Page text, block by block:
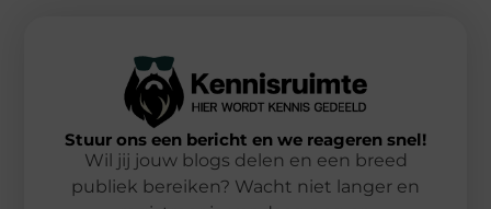
Stuur ons een bericht en we reageren snel!
Wil jij jouw blogs delen en een breed
publiek bereiken? Wacht niet langer en